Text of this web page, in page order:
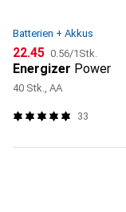
Batterien + Akkus
CHF
22.45 CHF
0.56/1Stk.
Energizer Power
40 Stk., AA
33